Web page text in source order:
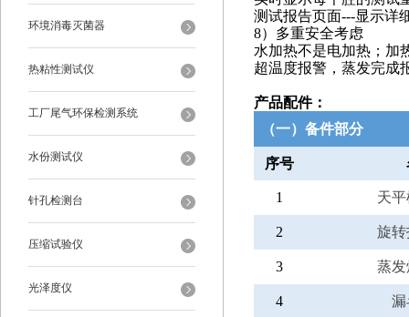
环境消毒灭菌器
热粘性测试仪
工厂尾气环保检测系统
水份测试仪
针孔检测台
压缩试验仪
光泽度仪
测试报告页面---显示详
8）多重安全考虑
水加热不是电加热；加
超温度报警，蒸发完成
产品配件：
（一）备件部分
序号
1 天
2 旋转
3 蒸发
4 漏